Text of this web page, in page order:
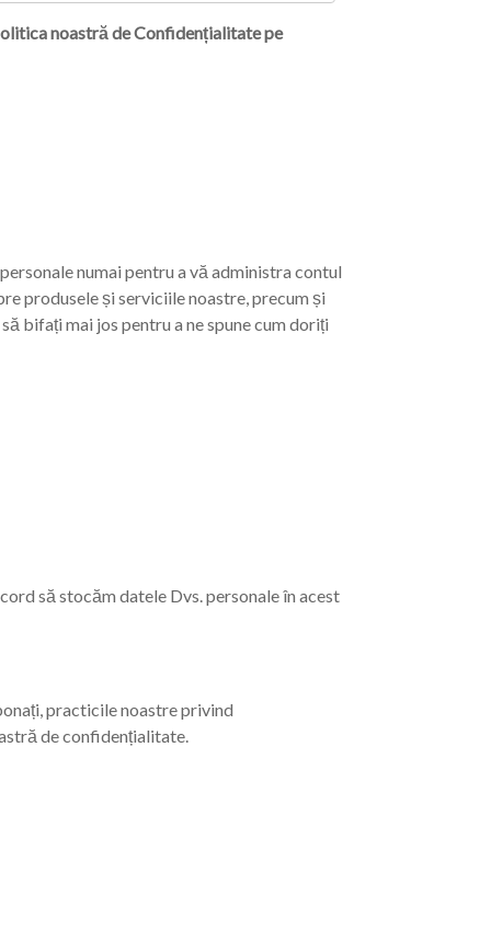
noastră de Confidențialitate pe
numai pentru a vă administra contul
produsele și serviciile noastre, precum și
bifați mai jos pentru a ne spune cum doriți
să stocăm datele Dvs. personale în acest
practicile noastre privind
de confidențialitate.